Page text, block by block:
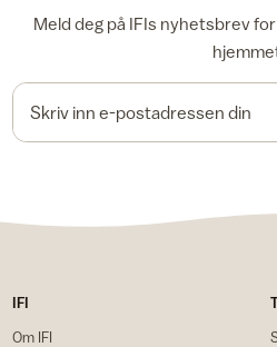
Meld deg på IFIs nyhetsbrev
IFI
Om IFI